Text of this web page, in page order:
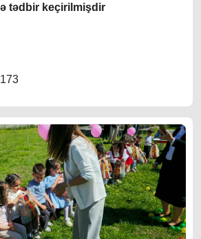
tədbir keçirilmişdir